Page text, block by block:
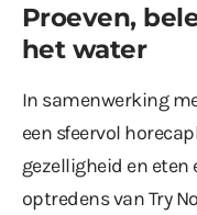
Proeven,
het water
In samenwerking
een sfeervol
gezelligheid en
optredens van Try